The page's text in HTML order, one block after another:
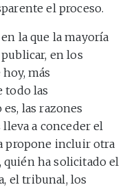
el proceso.
la que la mayoría
en los
más
todo las
las razones
a conceder el
propone incluir otra
ha solicitado el
el tribunal, los